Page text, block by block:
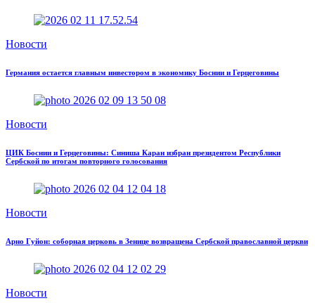
Новости
Германия остается главным инвестором в экономику Боснии и Герцеговины
Новости
ЦИК Боснии и Герцеговины: Синиша Каран избран президентом Республики
Сербской по итогам повторного голосования
Новости
Арно Гуйон: соборная церковь в Зенице возвращена Сербской православной церкви
Новости